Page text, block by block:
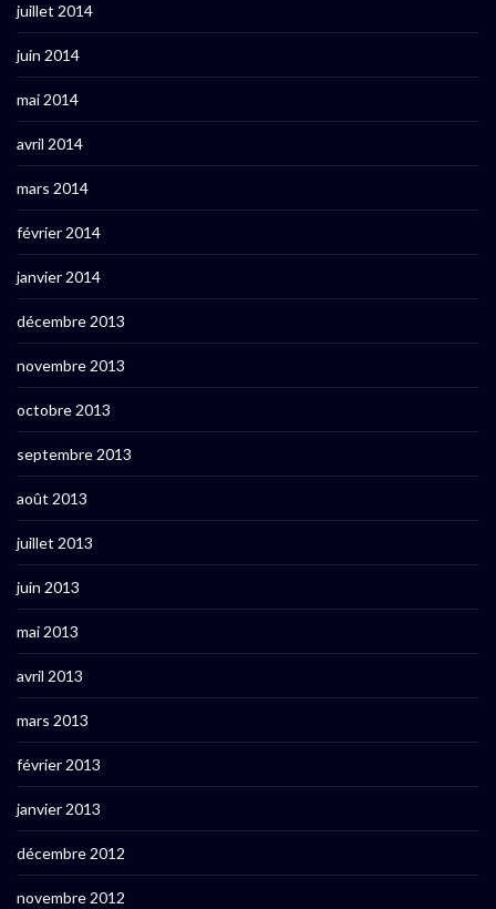
juillet 2014
juin 2014
mai 2014
avril 2014
mars 2014
février 2014
janvier 2014
décembre 2013
novembre 2013
octobre 2013
septembre 2013
août 2013
juillet 2013
juin 2013
mai 2013
avril 2013
mars 2013
février 2013
janvier 2013
décembre 2012
novembre 2012